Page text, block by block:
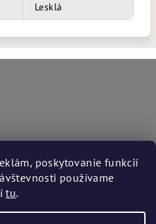
poskytovanie funkcií
používame
tu.
Lesklá